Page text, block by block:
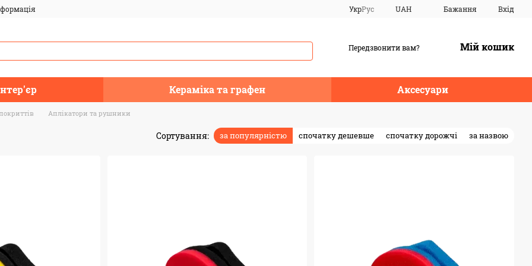
УкрРус UAH Бажання Вхід
Передзвонити вам? Мій кошик
Кераміка та графен Аксесуари
Аплікатори та рушники
Сортування: за популярністю спочатку дешевше спочатку дорожчі за назвою